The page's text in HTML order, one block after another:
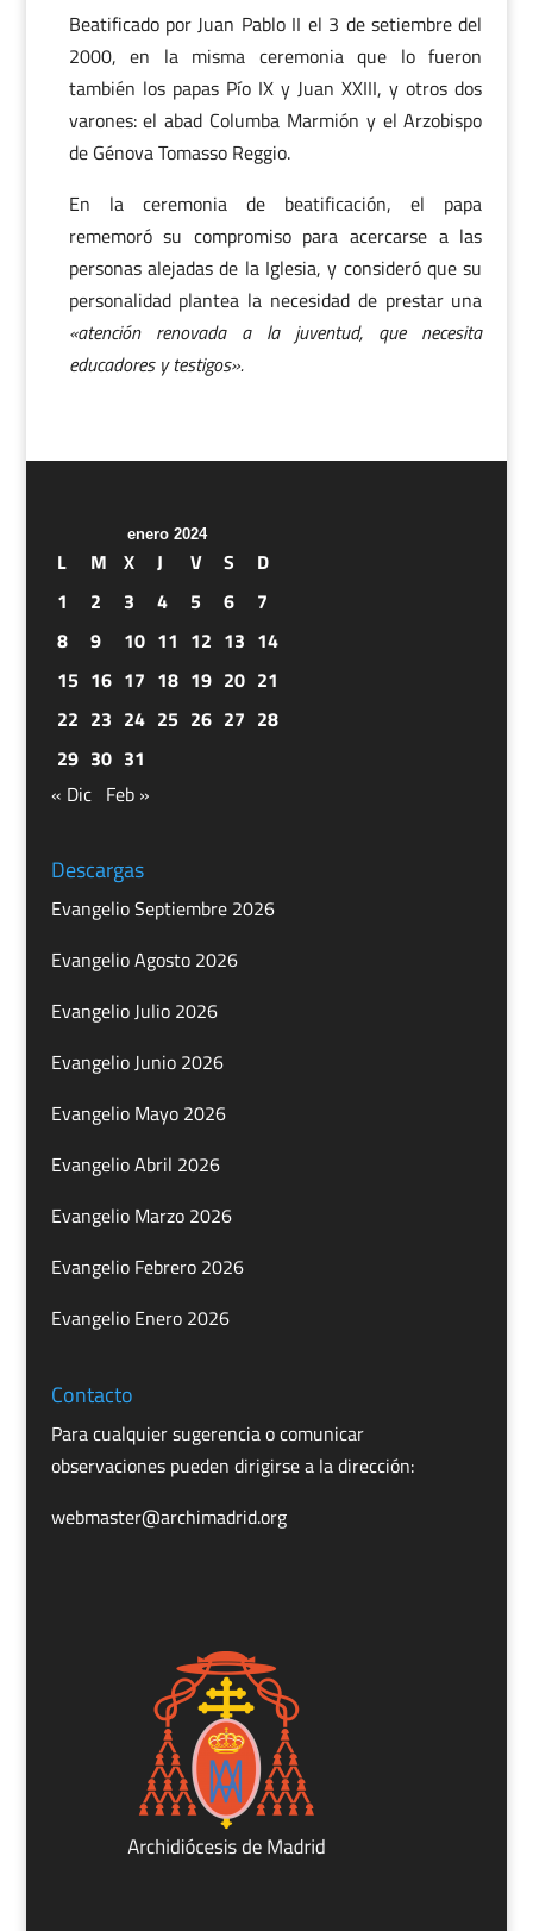
Beatificado por Juan Pablo II el 3 de setiembre del
2000, en la misma ceremonia que lo fueron
también los papas Pío IX y Juan XXIII, y otros dos
varones: el abad Columba Marmión y el Arzobispo
de Génova Tomasso Reggio.
En la ceremonia de beatificación, el papa
rememoró su compromiso para acercarse a las
personas alejadas de la Iglesia, y consideró que su
personalidad plantea la necesidad de prestar una
«atención renovada a la juventud, que necesita
educadores y testigos».
enero 2024
L M X J V S
D
1
2 3 4 5 6
7
8
9 10 11 12 13 14
15 16 17 18 19 20 21
22 23 24 25 26 27 28
29 30 31
« Dic Feb »
Descargas
Evangelio Septiembre 2026
Evangelio Agosto 2026
Evangelio Julio 2026
Evangelio Junio 2026
Evangelio Mayo 2026
Evangelio Abril 2026
Evangelio Marzo 2026
Evangelio Febrero 2026
Evangelio Enero 2026
Contacto
Para cualquier sugerencia o comunicar
observaciones pueden dirigirse a la dirección:
webmaster@archimadrid.org